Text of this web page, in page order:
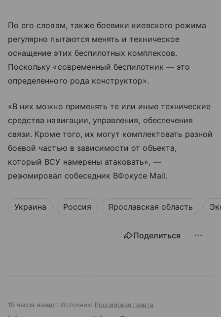
По его словам, также боевики киевского режима
регулярно пытаются менять и техническое
оснащение этих беспилотных комплексов.
Поскольку «современный беспилотник — это
определенного рода конструктор».
«В них можно применять те или иные технические
средства навигации, управления, обеспечения
связи. Кроме того, их могут комплектовать разной
боевой частью в зависимости от объекта,
который ВСУ намерены атаковать», —
резюмировал собеседник ВФокусе Mail.
Украина Россия Ярославская область
Поделиться
19 часов назад Источник: Российская газета